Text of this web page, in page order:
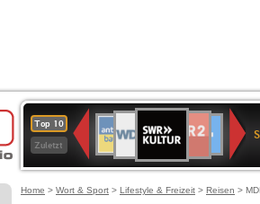
Top 10
Zuletzt
80er
90er
OLDIE
ANTENNE
SWR3
WDR
4
BR-
KLASSIK
Deutschlandfunk
Kultur
ANTENNE
BAYERN
2
Kultur2
Home > Wort & Sport > Lifestyle & Freizeit > Reisen >